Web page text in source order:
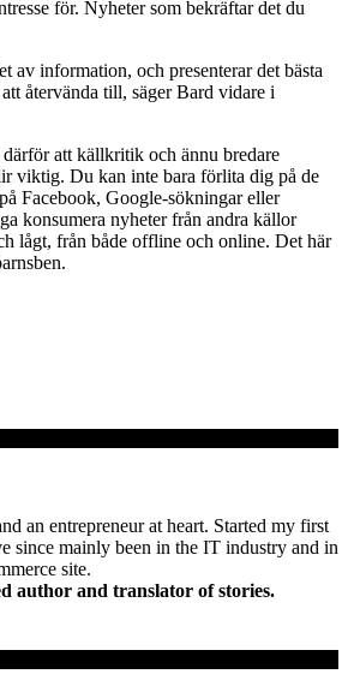
för. Nyheter som bekräftar det du
av information, och presenterar det bästa
återvända till, säger Bard vidare i
att källkritik och ännu bredare
viktig. Du kan inte bara förlita dig på de
Facebook, Google-sökningar eller
konsumera nyheter från andra källor
lågt, från både offline och online. Det här
an entrepreneur at heart. Started my first
since mainly been in the IT industry and in
site.
author and translator of stories.